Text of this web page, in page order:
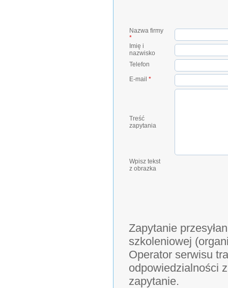
Nazwa firmy
*
Imię i
nazwisko
Telefon
E-mail *
Treść
zapytania
Wpisz tekst
z obrazka
Zapytanie
szkoleniowej
Operator serwisu
odpowiedzialności
zapytanie.